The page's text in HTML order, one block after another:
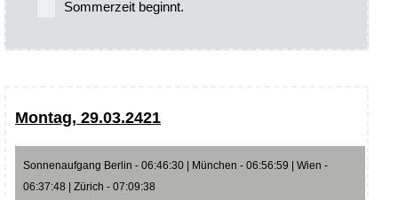
Sommerzeit beginnt.
Montag, 29.03.2421
Sonnenaufgang Berlin - 06:46:30 | München - 06:56:59 | Wien -
06:37:48 | Zürich - 07:09:38